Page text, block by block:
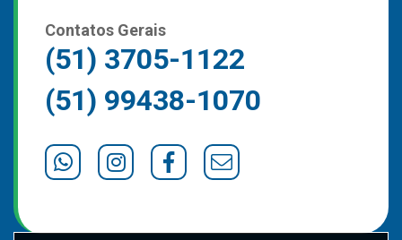
Contatos Gerais
(51) 3705-1122
(51) 99438-1070